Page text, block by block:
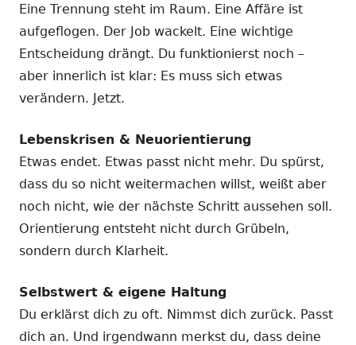
Eine Trennung steht im Raum. Eine Affäre ist
aufgeflogen. Der Job wackelt. Eine wichtige
Entscheidung drängt. Du funktionierst noch –
aber innerlich ist klar: Es muss sich etwas
verändern. Jetzt.
Lebenskrisen & Neuorientierung
Etwas endet. Etwas passt nicht mehr. Du spürst,
dass du so nicht weitermachen willst, weißt aber
noch nicht, wie der nächste Schritt aussehen soll.
Orientierung entsteht nicht durch Grübeln,
sondern durch Klarheit.
Selbstwert & eigene Haltung
Du erklärst dich zu oft. Nimmst dich zurück. Passt
dich an. Und irgendwann merkst du, dass deine